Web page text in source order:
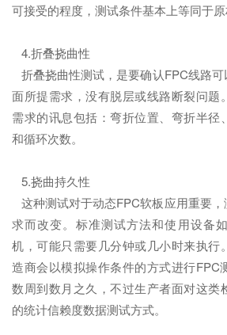
可接受的程度，测试条件基本上等同于原
4.折叠挠曲性
折叠挠曲性测试，是要确认FPC线路
面所提需求，没有脱层或线路断裂问题
需求的讯息包括：弯折位置、弯折半径
和循环次数。
5.挠曲持久性
这种测试对于动态FPC软板应用重要
求而改变。标准测试方法和使用设备
机，可能只需要几分钟或几小时来执行
造商会以模拟操作条件的方式进行FPC
数周到数月之久，不过生产者面对这类
的统计信赖度数据测试方式。